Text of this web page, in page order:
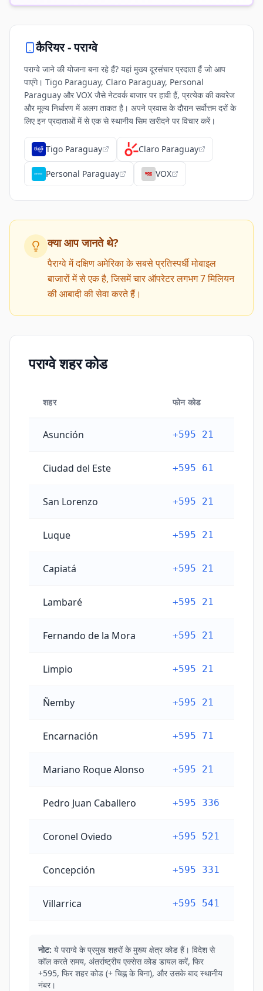
कैरियर -पराग्वे
पराग्वे जाने की योजना बना रहे हैं? यहां मुख्य दूरसंचार प्रदाता हैं जो आप
पाएंगे। Tigo Paraguay, Claro Paraguay, Personal
Paraguay और VOX जैसे नेटवर्क बाजार पर हावी हैं, प्रत्येक की कवरेज
और मूल्य निर्धारण में अलग ताकत है। अपने प्रवास के दौरान सर्वोत्तम दरों के
लिए इन प्रदाताओं में से एक से स्थानीय सिम खरीदने पर विचार करें।
Tigo Paraguay Claro Paraguay
Personal Paraguay VOX
क्या आप जानते थे?
पैराग्वे में दक्षिण अमेरिका के सबसे प्रतिस्पर्धी मोबाइल
बाजारों में से एक है, जिसमें चार ऑपरेटर लगभग 7 मिलियन
की आबादी की सेवा करते हैं।
पराग्वे शहर कोड
शहर फोन कोड
Asunción +595 21
Ciudad del Este +595 61
San Lorenzo +595 21
Luque +595 21
Capiatá +595 21
Lambaré +595 21
Fernando de la Mora +595 21
Limpio +595 21
Ñemby +595 21
Encarnación +595 71
Mariano Roque Alonso +595 21
Pedro Juan Caballero +595 336
Coronel Oviedo +595 521
Concepción +595 331
Villarrica +595 541
नोट: ये पराग्वे के प्रमुख शहरों के मुख्य क्षेत्र कोड हैं। विदेश से
कॉल करते समय, अंतर्राष्ट्रीय एक्सेस कोड डायल करें, फिर
+595, फिर शहर कोड (+ चिह्न के बिना), और उसके बाद स्थानीय
नंबर।